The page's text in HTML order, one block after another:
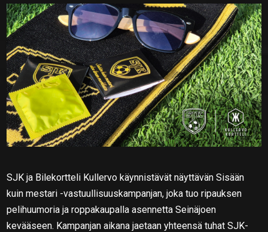
SJK ja Bilekortteli Kullervo käynnistävät näyttävän Sisään
kuin mestari -vastuullisuuskampanjan, joka tuo ripauksen
pelihuumoria ja roppakaupalla asennetta Seinäjoen
kevääseen. Kampanjan aikana jaetaan yhteensä tuhat SJK-